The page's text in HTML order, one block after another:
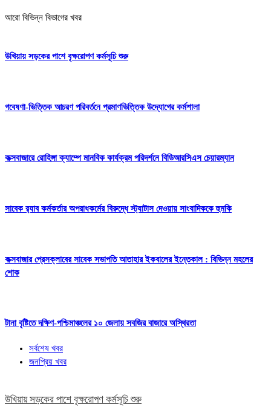
আরো বিভিন্ন বিভাগের খবর
উখিয়ায় সড়কের পাশে বৃক্ষরোপণ কর্মসূচি শুরু
গবেষণা-ভিত্তিক আচরণ পরিবর্তনে প্রমাণভিত্তিক উদ্যোগের কর্মশালা
কক্সবাজারে রোহিঙ্গা ক্যাম্পে মানবিক কার্যক্রম পরিদর্শনে বিডিআরসিএস চেয়ারম্যান
সাবেক র‍্যাব কর্মকর্তার অপরাধকর্মের বিরুদ্ধে স্ট্যাটাস দেওয়ায় সাংবাদিককে হুমকি
কক্সবাজার প্রেসক্লাবের সাবেক সভাপতি আতাহার ইকবালের ইন্তেকাল : বিভিন্ন মহলের
শোক
টানা বৃষ্টিতে দক্ষিণ-পশ্চিমাঞ্চলের ১০ জেলায় সবজির বাজারে অস্থিরতা
সর্বশেষ খবর
জনপ্রিয় খবর
উখিয়ায় সড়কের পাশে বৃক্ষরোপণ কর্মসূচি শুরু